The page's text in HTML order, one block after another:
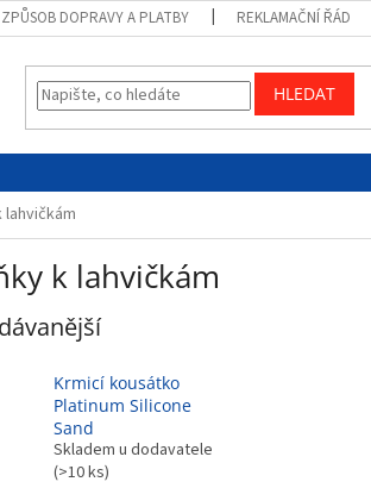
ZPŮSOB DOPRAVY A PLATBY REKLAMAČNÍ ŘÁD
HLEDAT
lahvičkám
k lahvičkám
Krmicí kousátko
Platinum Silicone
Sand
Skladem u dodavatele
(>10 ks)